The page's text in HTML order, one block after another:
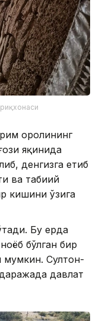
оролининг
яқинида
денгизга етиб
ва табиий
кишини ўзига
Бу ерда
бўлган бир
мумкин. Султон-
давлат